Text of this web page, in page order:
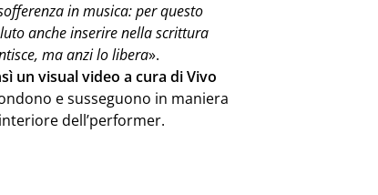
in musica: per questo
anche inserire nella scrittura
ma anzi lo libera».
un visual video a cura di Vivo
e susseguono in maniera
dell’performer.